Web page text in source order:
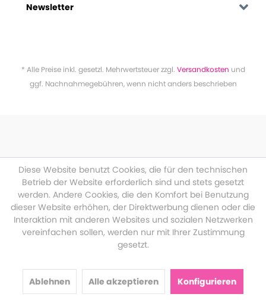
Newsletter
* Alle Preise inkl. gesetzl. Mehrwertsteuer zzgl. Versandkosten und
ggf. Nachnahmegebühren, wenn nicht anders beschrieben
Diese Website benutzt Cookies, die für den technischen
Betrieb der Website erforderlich sind und stets gesetzt
werden. Andere Cookies, die den Komfort bei Benutzung
dieser Website erhöhen, der Direktwerbung dienen oder die
Interaktion mit anderen Websites und sozialen Netzwerken
vereinfachen sollen, werden nur mit Ihrer Zustimmung
gesetzt.
Ablehnen Alle akzeptieren Konfigurieren